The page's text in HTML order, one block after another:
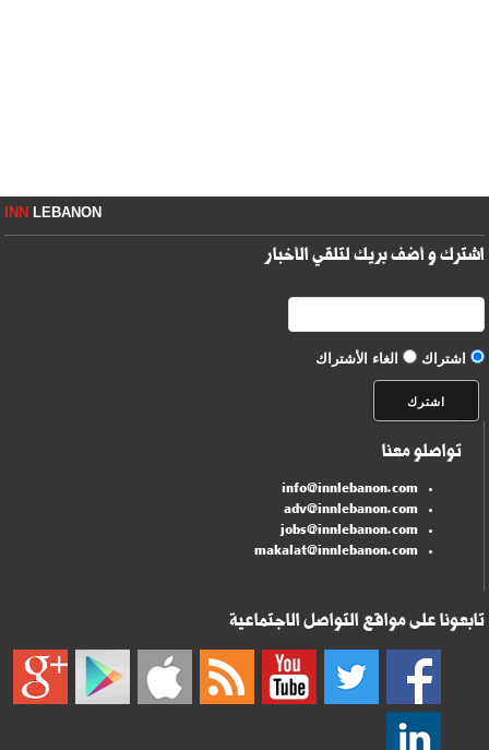
INNLEBANON
اشترك و أضف بريك لتلقي الأخبار
اشتراك الغاء الأشتراك
تواصلو معنا
info@innlebanon.com
adv@innlebanon.com
jobs@innlebanon.com
makalat@innlebanon.com
تابعونا على مواقع التواصل الاجتماعية